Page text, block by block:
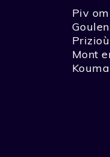
Piv
Prizioù
Mont